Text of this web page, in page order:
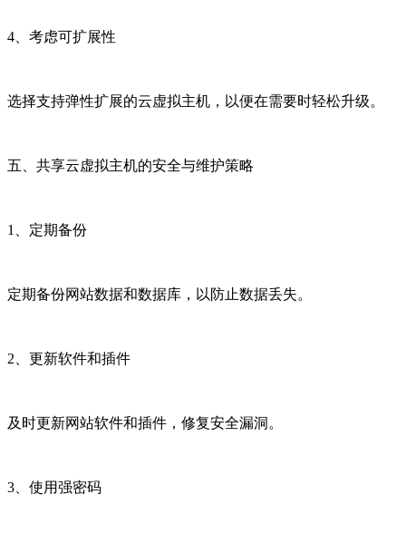
4、考虑可扩展性
选择支持弹性扩展的云虚拟主机，以便在需要时轻松升级。
五、共享云虚拟主机的安全与维护策略
1、定期备份
定期备份网站数据和数据库，以防止数据丢失。
2、更新软件和插件
及时更新网站软件和插件，修复安全漏洞。
3、使用强密码